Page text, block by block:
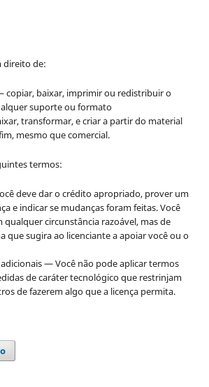
direito de:
copiar, baixar, imprimir ou redistribuir o
suporte ou formato
transformar, e criar a partir do material
mesmo que comercial.
termos:
deve dar o crédito apropriado, prover um
e indicar se mudanças foram feitas. Você
qualquer circunstância razoável, mas de
que sugira ao licenciante a apoiar você ou o
— Você não pode aplicar termos
de caráter tecnológico que restrinjam
de fazerem algo que a licença permita.